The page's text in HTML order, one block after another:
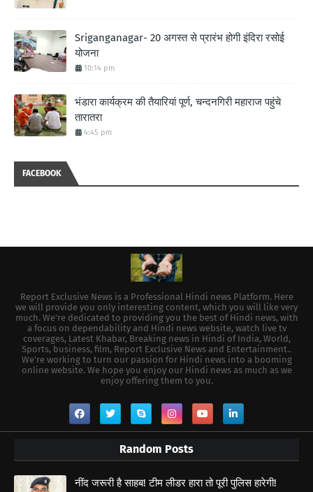
Sriganganagar- 20 अगस्त से प्रारंभ होगी इंदिरा रसोई
योजना
10:14 pm
भंडारा कार्यक्रम की तैयारियां पूर्ण, चन्दनगिरी महाराज पहुंचे
तारातरा
4:45 pm
FACEBOOK
Report Exclusive News is a Professional Hindi news Platform. Here
we will provide you only interesting content, which you will like very
much. We're dedicated to providing you the best of Hindi news, with
a focus on dependability and Hindi news website, watch live tv
coverages, Latest Khabar, Breaking news in Hindi of India, World,
Sports, business, film, Report Exclusive News and Entertainment..
We're working to turn our passion for Hindi news into a booming
online website. We hope you enjoy our Hindi news as much as we
enjoy offering them to you.
Random Posts
नींद जरूरी है साहब! टीम लीडर हारा तो पूरी पुलिस हारेगी!